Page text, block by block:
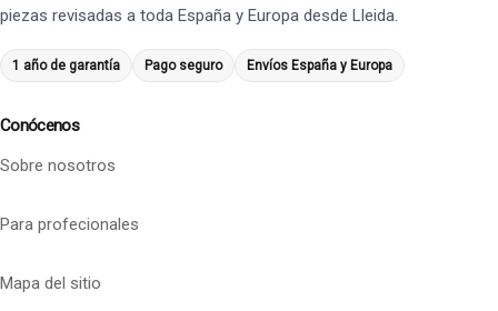
piezas revisadas a toda España y Europa desde Lleida.
1 año de garantía Pago seguro Envíos España y Europa
Conócenos
Sobre nosotros
Para profecionales
Mapa del sitio